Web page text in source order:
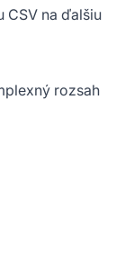
CSV na ďalšiu
rozsah